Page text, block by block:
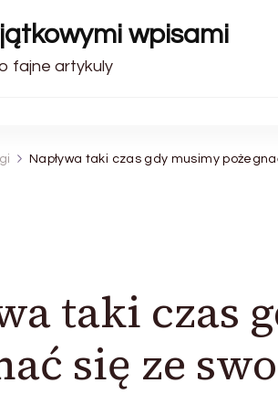
wpisami
fajne artykuly
Napływa taki czas gdy musimy
taki czas
się ze